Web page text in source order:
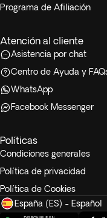
Programa de Afiliación
Atención al cliente
Asistencia por chat
Centro de Ayuda y
WhatsApp
Facebook Messenger
Políticas
Condiciones generales
Política de privacidad
Política de Cookies
España (ES) - Español